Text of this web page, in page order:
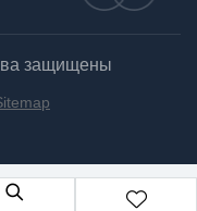
защищены